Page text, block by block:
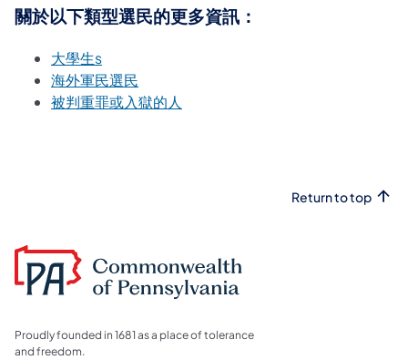
關於以下類型選民的更多資訊：
大學生s
海外軍民選民
被判重罪或入獄的人
Return to top
Proudly founded in 1681 as a place of tolerance
and freedom.